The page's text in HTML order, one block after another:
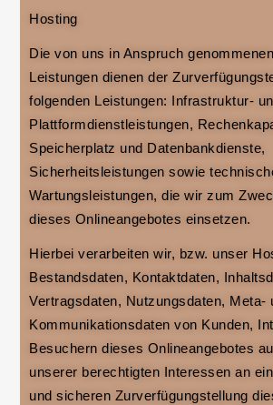
Hosting
Die von uns in Anspruch
Leistungen dienen der
folgenden Leistungen: Infrastruktur-
Plattformdienstleistungen,
Speicherplatz und Datenbankdienste,
Sicherheitsleistungen sowie
Wartungsleistungen, die wir zum
dieses Onlineangebotes einsetzen.
Hierbei verarbeiten wir, bzw. unser
Bestandsdaten, Kontaktdaten,
Vertragsdaten, Nutzungsdaten, Meta-
Kommunikationsdaten von Kunden,
Besuchern dieses Onlineangebotes
unserer berechtigten Interessen an
und sicheren Zurverfügungstellung